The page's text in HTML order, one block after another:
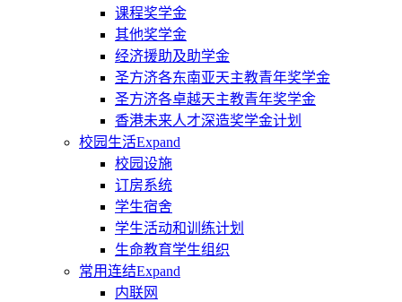
课程奖学金
其他奖学金
经济援助及助学金
圣方济各东南亚天主教青年奖学金
圣方济各卓越天主教青年奖学金
香港未来人才深造奖学金计划
校园生活Expand
校园设施
订房系统
学生宿舍
学生活动和训练计划
生命教育学生组织
常用连结Expand
内联网